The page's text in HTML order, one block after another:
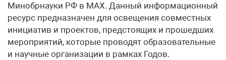
Минобрнауки РФ в МАХ. Данный информационный
ресурс предназначен для освещения совместных
инициатив и проектов, предстоящих и прошедших
мероприятий, которые проводят образовательные
и научные организации в рамках Годов.